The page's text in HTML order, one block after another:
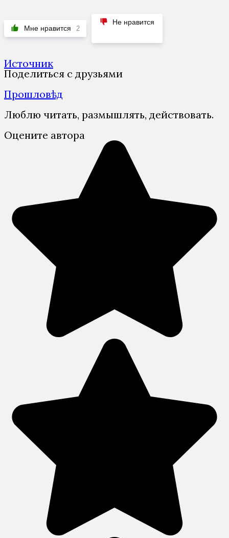
Мне нравится 2
Источник
Поделиться с друзьями
Прошловѣд
Люблю читать, размышлять, действовать.
Оцените автора